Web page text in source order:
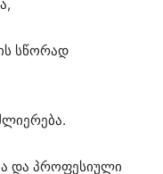
სწორად
და პროფესიული